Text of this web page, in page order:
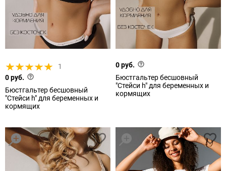
1
0 руб.
Бюстгальтер бесшовный
"Стейси h" для беременных и
кормящих
0 руб.
Бюстгальтер бесшовный
"Стейси h" для беременных и
кормящих